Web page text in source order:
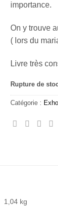
importance.
On y trouve
( lors du
Livre très
Rupture de
Catégorie :
1,04 kg